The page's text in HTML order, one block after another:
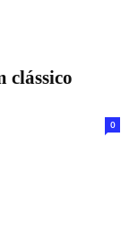
clássico
0